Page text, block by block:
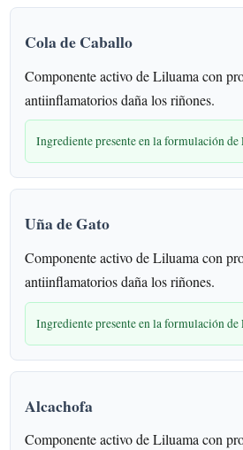
Cola de Caballo
Componente activo de Liluama con
antiinflamatorios daña los riñones.
Ingrediente presente en la formulación
Uña de Gato
Componente activo de Liluama con
antiinflamatorios daña los riñones.
Ingrediente presente en la formulación
Alcachofa
Componente activo de Liluama con